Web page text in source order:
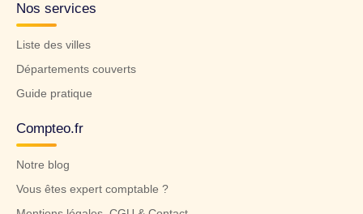
Nos services
Liste des villes
Départements couverts
Guide pratique
Compteo.fr
Notre blog
Vous êtes expert comptable ?